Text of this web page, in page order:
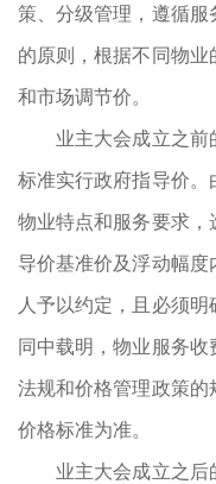
策、分级管理，遵循
的原则，根据不同物
和市场调节价。
业主大会成立之前
标准实行政府指导价
物业特点和服务要求
导价基准价及浮动幅
人予以约定，且必须
同中载明，物业服务
法规和价格管理政策
价格标准为准。
业主大会成立之后